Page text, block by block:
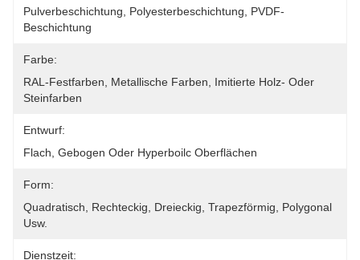
Pulverbeschichtung, Polyesterbeschichtung, PVDF-
Beschichtung
Farbe:
RAL-Festfarben, Metallische Farben, Imitierte Holz- Oder
Steinfarben
Entwurf:
Flach, Gebogen Oder Hyperboilc Oberflächen
Form:
Quadratisch, Rechteckig, Dreieckig, Trapezförmig, Polygonal
Usw.
Dienstzeit: